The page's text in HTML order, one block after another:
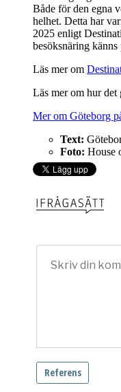
Både för den egna
helhet. Detta har
2025 enligt
besöksnäring
Läs mer om
Läs mer om hur
Mer om Göteborg
Text:
Foto: House